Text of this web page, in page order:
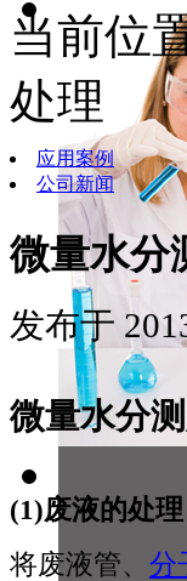
当前位
处理
应用案例
公司新闻
微量水分
发布于
微量水分
(1)废液的处理
将废液管、 分